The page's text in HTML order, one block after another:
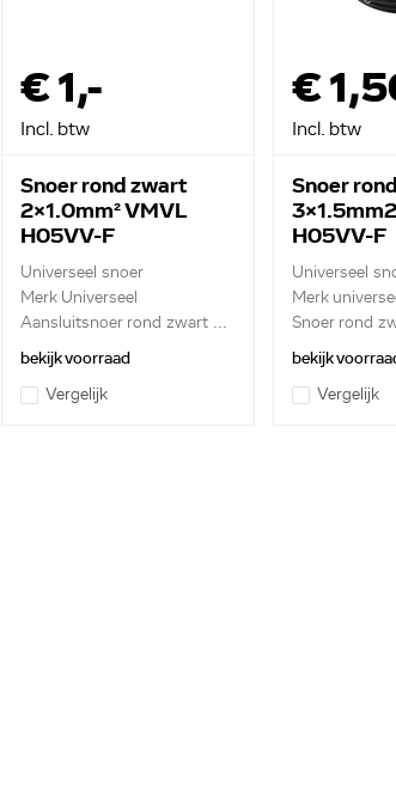
€ 1,-
Incl. btw
Snoer rond zwart
2x1.0mm² VMVL
H05VV-F
Universeel snoer
Merk Universeel
Aansluitsnoer rond zwart ...
bekijk voorraad
Vergelijk
€
Incl. btw
Snoer
H05VV-F
Universeel
Merk
Snoer rond
bekijk
Vergelijk